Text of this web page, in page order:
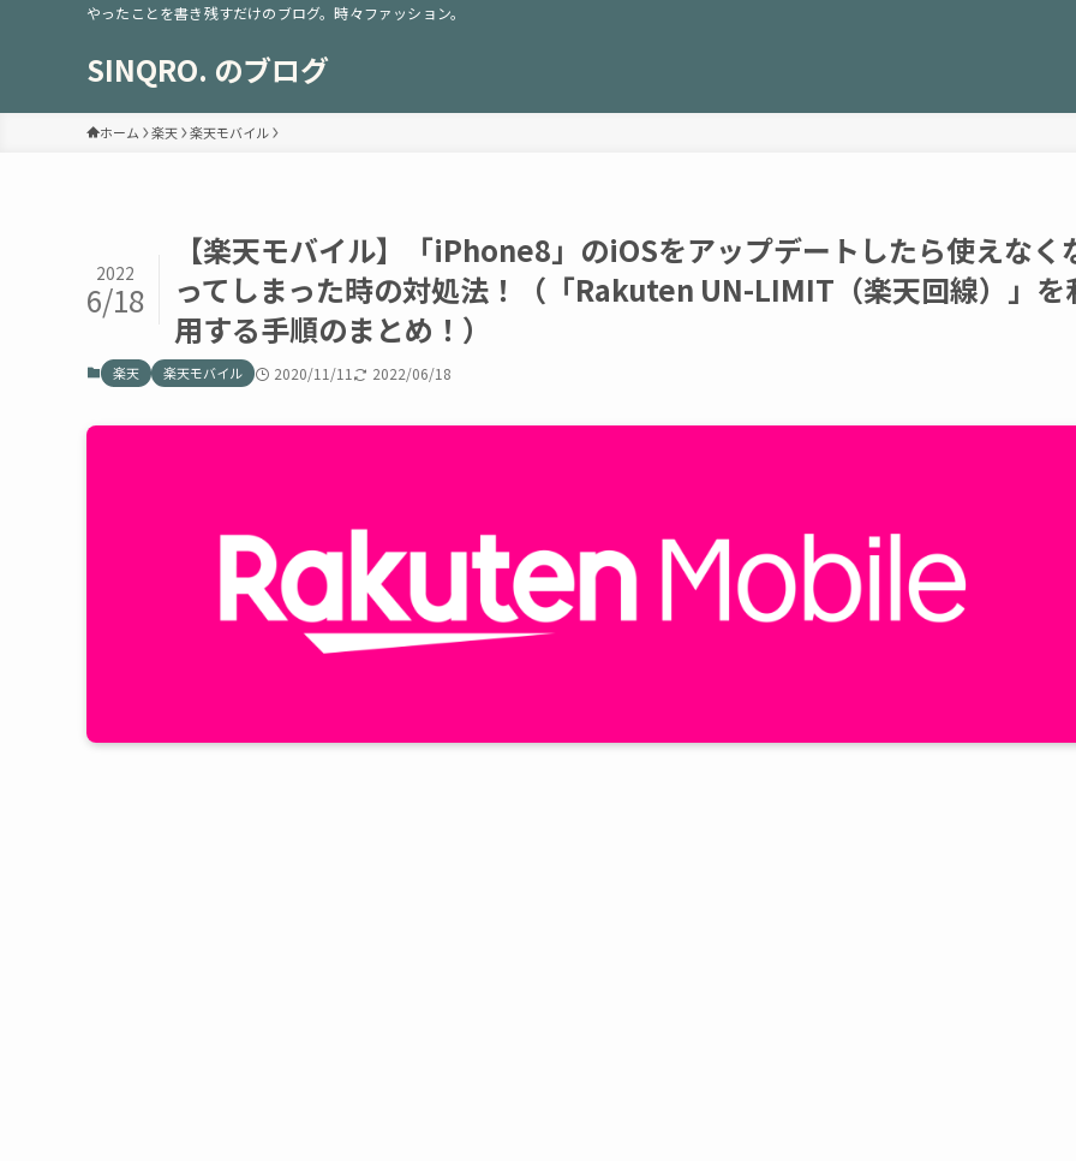
やったことを書き残すだけのブログ。時々ファッション。
SINQRO. のブログ
ホーム 楽天 楽天モバイル
【楽天モバイル】「iPhone8」のiOSをアップデートしたら使えなく
ってしまった時の対処法！（「Rakuten UN-LIMIT（楽天回線）」を
用する手順のまとめ！）
2022
6/18
楽天 楽天モバイル 2020/11/11 2022/06/18